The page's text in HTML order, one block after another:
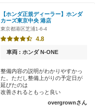
【ホンダ正規ディーラー】ホンダ
カーズ東京中央 港店
東京都港区芝浦1-6-4
4.8
車両 : ホンダ N-ONE
整備内容の説明がわかりやすかっ
た。ただし整備上がりの予定日が
延びたのは
改善されるともっと良い
overgrownさん